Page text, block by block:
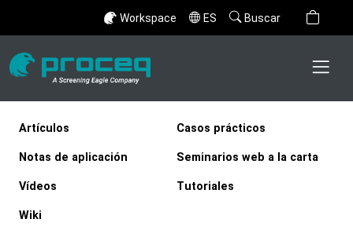
Workspace ES Buscar
Artículos Casos prácticos
Notas de aplicación Seminarios web a la carta
Vídeos Tutoriales
Wiki